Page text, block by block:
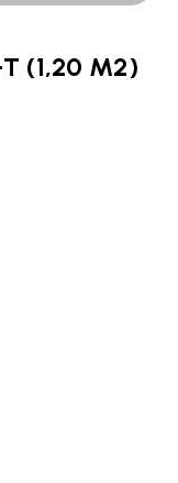
(1,20 M2)